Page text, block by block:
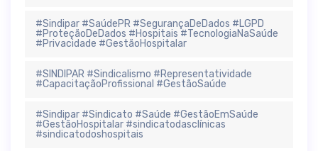
#Sindipar #SaúdePR #SegurançaDeDados #LGPD
#ProteçãoDeDados #Hospitais #TecnologiaNaSaúde
#Privacidade #GestãoHospitalar
#SINDIPAR #Sindicalismo #Representatividade
#CapacitaçãoProfissional #GestãoSaúde
#Sindipar #Sindicato #Saúde #GestãoEmSaúde
#GestãoHospitalar #sindicatodasclínicas
#sindicatodoshospitais